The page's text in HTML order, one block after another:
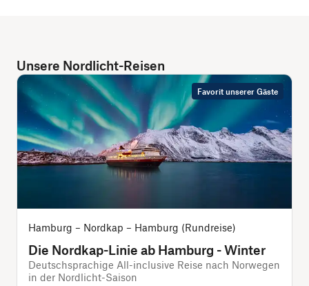
Unsere Nordlicht-Reisen
Favorit unserer Gäste
Hamburg – Nordkap – Hamburg (Rundreise)
Die Nordkap-Linie ab Hamburg - Winter
Deutschsprachige All-inclusive Reise nach Norwegen
in der Nordlicht-Saison